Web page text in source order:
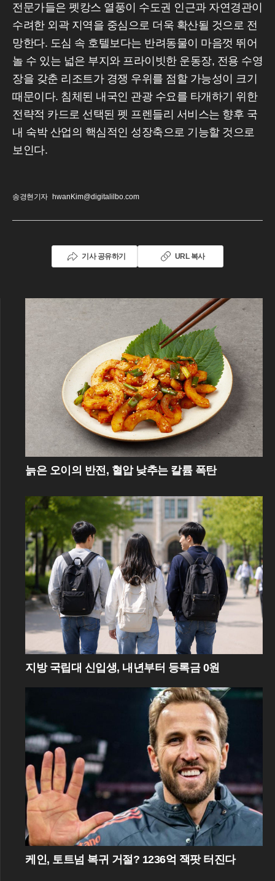
전문가들은 펫캉스 열풍이 수도권 인근과 자연경관이
수려한 외곽 지역을 중심으로 더욱 확산될 것으로 전
망한다. 도심 속 호텔보다는 반려동물이 마음껏 뛰어
놀 수 있는 넓은 부지와 프라이빗한 운동장, 전용 수영
장을 갖춘 리조트가 경쟁 우위를 점할 가능성이 크기
때문이다. 침체된 내국인 관광 수요를 타개하기 위한
전략적 카드로 선택된 펫 프렌들리 서비스는 향후 국
내 숙박 산업의 핵심적인 성장축으로 기능할 것으로
보인다.
송경현기자 hwanKim@digitalilbo.com
기사 공유하기 URL 복사
늙은 오이의 반전, 혈압 낮추는 칼륨 폭탄
지방 국립대 신입생, 내년부터 등록금 0원
케인, 토트넘 복귀 거절? 1236억 잭팟 터진다